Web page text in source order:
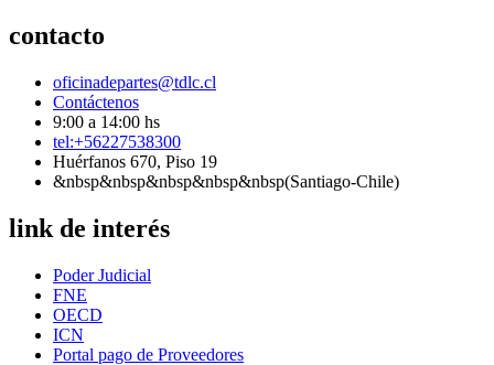
contacto
oficinadepartes@tdlc.cl
Contáctenos
9:00 a 14:00 hs
tel:+56227538300
Huérfanos 670, Piso 19
&nbsp&nbsp&nbsp&nbsp&nbsp(Santiago-Chile)
link de interés
Poder Judicial
FNE
OECD
ICN
Portal pago de Proveedores